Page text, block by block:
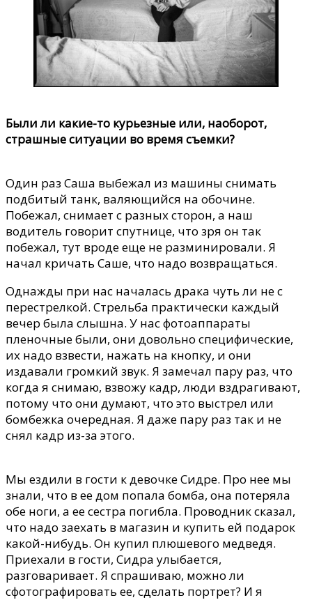
Были ли какие-то курьезные или, наоборот,
страшные ситуации во время съемки?
Один раз Саша выбежал из машины снимать
подбитый танк, валяющийся на обочине.
Побежал, снимает с разных сторон, а наш
водитель говорит спутнице, что зря он так
побежал, тут вроде еще не разминировали. Я
начал кричать Саше, что надо возвращаться.
Однажды при нас началась драка чуть ли не с
перестрелкой. Стрельба практически каждый
вечер была слышна. У нас фотоаппараты
пленочные были, они довольно специфические,
их надо взвести, нажать на кнопку, и они
издавали громкий звук. Я замечал пару раз, что
когда я снимаю, взвожу кадр, люди вздрагивают,
потому что они думают, что это выстрел или
бомбежка очередная. Я даже пару раз так и не
снял кадр из-за этого.
Мы ездили в гости к девочке Сидре. Про нее мы
знали, что в ее дом попала бомба, она потеряла
обе ноги, а ее сестра погибла. Проводник сказал,
что надо заехать в магазин и купить ей подарок
какой-нибудь. Он купил плюшевого медведя.
Приехали в гости, Сидра улыбается,
разговаривает. Я спрашиваю, можно ли
сфотографировать ее, сделать портрет? И я